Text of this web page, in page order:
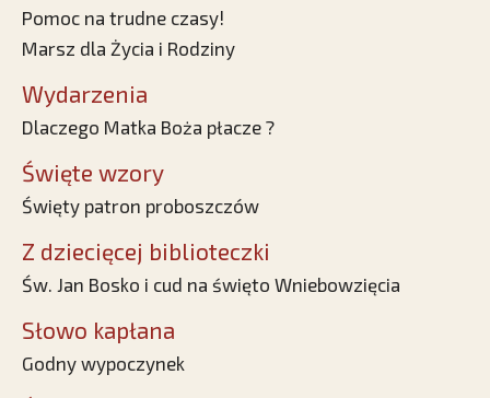
Pomoc na trudne czasy!
Marsz dla Życia i Rodziny
Wydarzenia
Dlaczego Matka Boża płacze ?
Święte wzory
Święty patron proboszczów
Z dziecięcej biblioteczki
Św. Jan Bosko i cud na święto Wniebowzięcia
Słowo kapłana
Godny wypoczynek